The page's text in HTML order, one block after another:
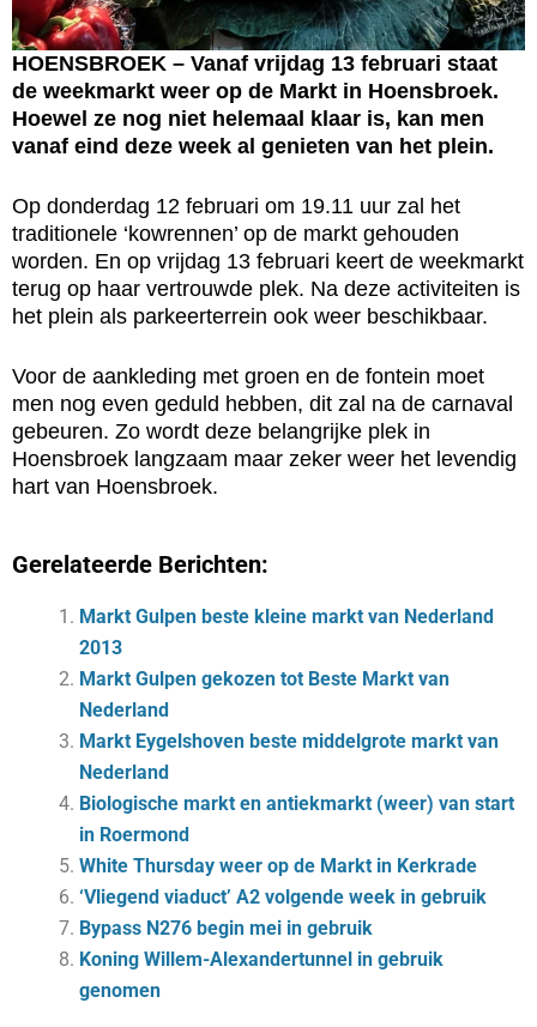
HOENSBROEK – Vanaf vrijdag 13 februari staat
de weekmarkt weer op de Markt in Hoensbroek.
Hoewel ze nog niet helemaal klaar is, kan men
vanaf eind deze week al genieten van het plein.
Op donderdag 12 februari om 19.11 uur zal het
traditionele ‘kowrennen’ op de markt gehouden
worden. En op vrijdag 13 februari keert de weekmarkt
terug op haar vertrouwde plek. Na deze activiteiten is
het plein als parkeerterrein ook weer beschikbaar.
Voor de aankleding met groen en de fontein moet
men nog even geduld hebben, dit zal na de carnaval
gebeuren. Zo wordt deze belangrijke plek in
Hoensbroek langzaam maar zeker weer het levendig
hart van Hoensbroek.
Gerelateerde Berichten:
Markt Gulpen beste kleine markt van Nederland
2013
Markt Gulpen gekozen tot Beste Markt van
Nederland
Markt Eygelshoven beste middelgrote markt van
Nederland
Biologische markt en antiekmarkt (weer) van start
in Roermond
White Thursday weer op de Markt in Kerkrade
‘Vliegend viaduct’ A2 volgende week in gebruik
Bypass N276 begin mei in gebruik
Koning Willem-Alexandertunnel in gebruik
genomen